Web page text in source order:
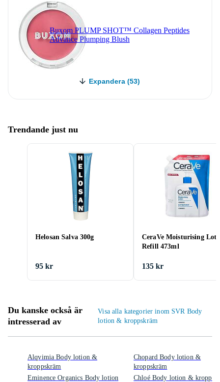
Buxom PLUMP SHOT™ Collagen Peptides
Advance Plumping Blush
Expandera (53)
Trendande just nu
Helosan Salva 300g
95 kr
CeraVe Moisturising
Refill 473ml
135 kr
Du kanske också är
intresserad av
Visa alla kategorier inom SVR Body
lotion & kroppskräm
Alqvimia Body lotion &
kroppskräm
Eminence Organics Body lotion
Chopard Body lotion &
kroppskräm
Chloé Body lotion &